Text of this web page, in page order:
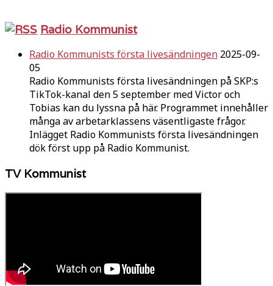
Radio Kommunist
Radio Kommunists första livesändningen 2025-09-
05
Radio Kommunists första livesändningen på SKP:s
TikTok-kanal den 5 september med Victor och
Tobias kan du lyssna på här. Programmet innehåller
många av arbetarklassens väsentligaste frågor.
Inlägget Radio Kommunists första livesändningen
dök först upp på Radio Kommunist.
TV Kommunist